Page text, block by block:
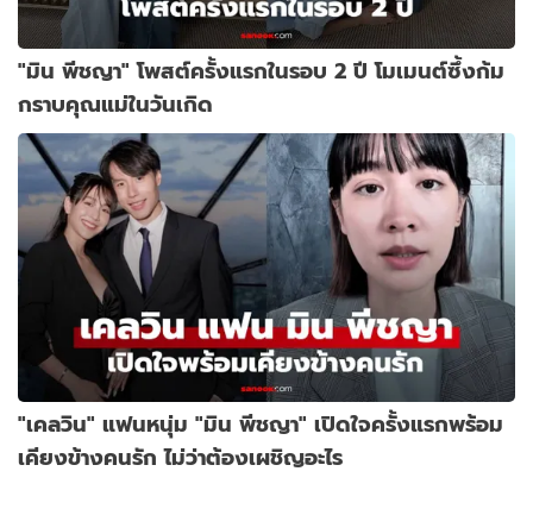
"มิน พีชญา" โพสต์ครั้งแรกในรอบ 2 ปี โมเมนต์ซึ้งก้ม
กราบคุณแม่ในวันเกิด
"เคลวิน" แฟนหนุ่ม "มิน พีชญา" เปิดใจครั้งแรกพร้อม
เคียงข้างคนรัก ไม่ว่าต้องเผชิญอะไร